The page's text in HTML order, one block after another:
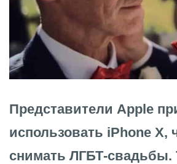
Представители Apple
использовать iPhone X,
снимать ЛГБТ-свадьбы.